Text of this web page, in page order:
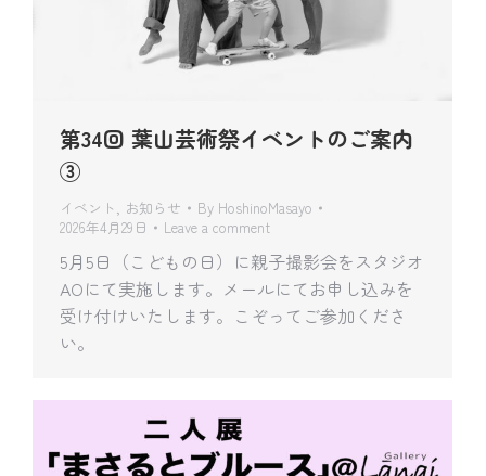
第34回 葉山芸術祭イベントのご案内
③
イベント , お知らせ By HoshinoMasayo
2026年4月29日
Leave a comment
5月5日（こどもの日）に親子撮影会をスタジオ
AOにて実施します。メールにてお申し込みを
受け付けいたします。こぞってご参加くださ
い。